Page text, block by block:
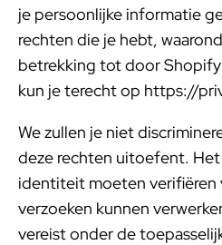
je persoonlijke informatie
rechten die je hebt,
betrekking tot door
kun je terecht op https://
We zullen je niet
deze rechten uitoefent. Het
identiteit moeten verifiëren
verzoeken kunnen
vereist onder de